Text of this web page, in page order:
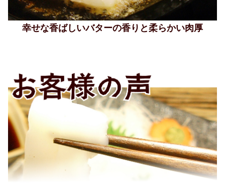
幸せな香ばしいバターの香りと柔らかい肉厚